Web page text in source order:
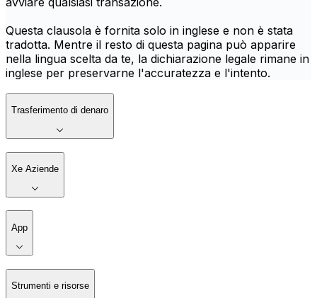
Questa clausola è fornita solo in inglese e non è stata
tradotta. Mentre il resto di questa pagina può apparire
nella lingua scelta da te, la dichiarazione legale rimane in
inglese per preservarne l'accuratezza e l'intento.
Trasferimento di denaro
Xe Aziende
App
Strumenti e risorse